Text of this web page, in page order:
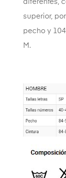
diferentes,
superior,
pecho y
M.